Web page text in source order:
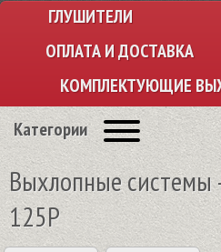
ГЛУШИТЕЛИ
ОПЛАТА И ДОСТАВКА
КОМПЛЕКТУЮЩИЕ
Категории
Выхлопные системы
125P